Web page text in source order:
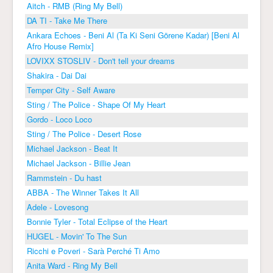
Aitch - RMB (Ring My Bell)
DA TI - Take Me There
Ankara Echoes - Beni Al (Ta Ki Seni Görene Kadar) [Beni Al
Afro House Remix]
LOVIXX STOSLIV - Don't tell your dreams
Shakira - Dai Dai
Temper City - Self Aware
Sting / The Police - Shape Of My Heart
Gordo - Loco Loco
Sting / The Police - Desert Rose
Michael Jackson - Beat It
Michael Jackson - Billie Jean
Rammstein - Du hast
ABBA - The Winner Takes It All
Adele - Lovesong
Bonnie Tyler - Total Eclipse of the Heart
HUGEL - Movin' To The Sun
Ricchi e Poveri - Sarà Perché Ti Amo
Anita Ward - Ring My Bell